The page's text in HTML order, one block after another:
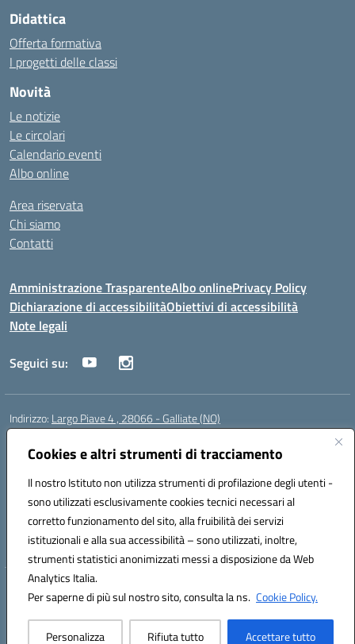
Cookies e altri strumenti di tracciamento
Il nostro Istituto non utilizza strumenti di profilazione degli utenti -
sono utilizzati esclusivamente cookies tecnici necessari al
corretto funzionamento del sito, alla fruibilità dei servizi
istituzionali e alla sua accessibilità – sono utilizzati, inoltre,
strumenti statistici anonimizzati messi a disposizione da Web
Analytics Italia.
Per saperne di più sul nostro sito, consulta la ns. Cookie Policy.
Personalizza Rifiuta tutto Accettare tutto
Didattica
Offerta formativa
I progetti delle classi
Novità
Le notizie
Le circolari
Calendario eventi
Albo online
Area riservata
Chi siamo
Contatti
Amministrazione TrasparenteAlbo onlinePrivacy Policy
Dichiarazione di accessibilitàObiettivi di accessibilità
Note legali
Seguici su:
Indirizzo: Largo Piave 4 , 28066 - Galliate (NO)
Centralino:
Posta elettronica certificata (PEC):noic818005@pec.istruzione.it
Codice fiscale: 80012920031
Codice meccanografico:NOIC818005
Codice Indice delle Pubbliche Amministrazioni (IPA): istsc_noic818005
Codice unico di fatturazione (CUF): UF6KHS
Hosting & Powered by 3D Solution S.r.l.
Concept & Design by Designers Italia